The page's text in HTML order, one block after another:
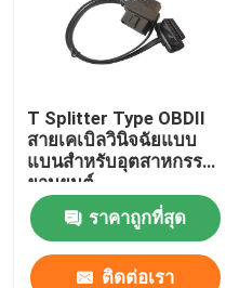
T Splitter Type OBDII
สายเคเบิลวินิจฉัยแบบ
แบนสำหรับอุตสาหกรรม
ยานยนต์
ราคาถูกที่สุด
ติดต่อเรา